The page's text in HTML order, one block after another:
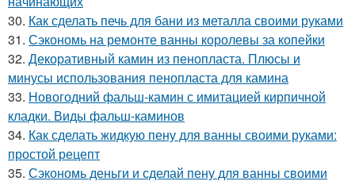
30. Как сделать печь для бани из металла своими руками
31. Сэкономь на ремонте ванны королевы за копейки
32. Декоративный камин из пенопласта. Плюсы и
минусы использования пенопласта для камина
33. Новогодний фальш-камин с имитацией кирпичной
кладки. Виды фальш-каминов
34. Как сделать жидкую пену для ванны своими руками:
простой рецепт
35. Сэкономь деньги и сделай пену для ванны своими